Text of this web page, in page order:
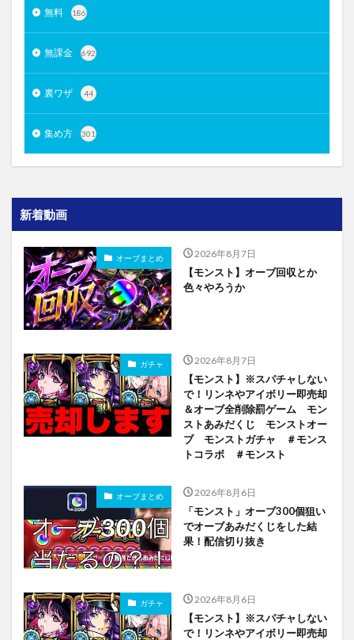
無料 186
無課金 692
裏ワザ 44
集め方 301
新着動画
オーブまとめ 2026年8月7日
【モンスト】オーブ回収とか
色々やろうか
ガチャ 2026年8月7日
【モンスト】※スパチャしない
で！リンネやアイボリー即売却
＆オーブ全削除罰ゲーム モン
ストあみだくじ モンストオー
ブ モンストガチャ ＃モンス
トコラボ ＃モンスト
オーブまとめ 2026年8月6日
「モンスト」オーブ300個狙い
でオーブあみだくじをした結
果！配信切り抜き
ガチャ 2026年8月6日
【モンスト】※スパチャしない
で！リンネやアイボリー即売却